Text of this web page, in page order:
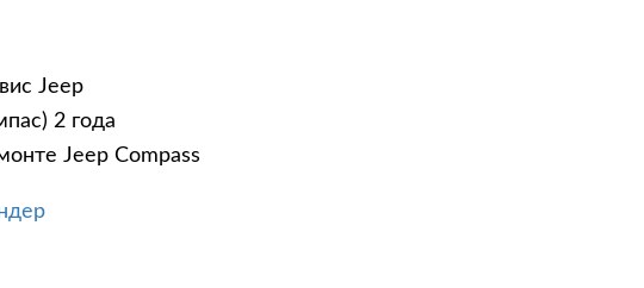
Jeep
2 года
Jeep Compass